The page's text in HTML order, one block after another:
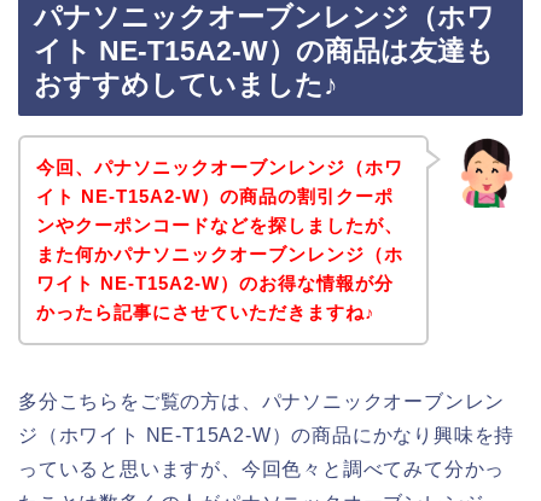
パナソニックオーブンレンジ（ホワ
イト NE-T15A2-W）の商品は友達も
おすすめしていました♪
今回、パナソニックオーブンレンジ（ホワ
イト NE-T15A2-W）の商品の割引クーポ
ンやクーポンコードなどを探しましたが、
また何かパナソニックオーブンレンジ（ホ
ワイト NE-T15A2-W）のお得な情報が分
かったら記事にさせていただきますね♪
多分こちらをご覧の方は、パナソニックオーブンレン
ジ（ホワイト NE-T15A2-W）の商品にかなり興味を持
っていると思いますが、今回色々と調べてみて分かっ